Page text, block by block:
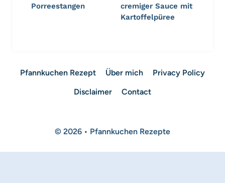
Porreestangen
cremiger Sauce mit
Kartoffelpüree
Pfannkuchen Rezept Über mich
Privacy Policy
Disclaimer
Contact
© 2026 • Pfannkuchen Rezepte